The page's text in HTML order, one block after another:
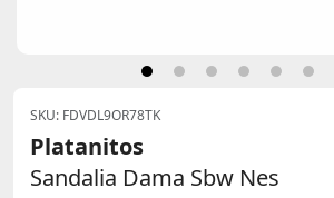
SKU: FDVDL9OR78TK
Platanitos
Sandalia Dama Sbw Nes